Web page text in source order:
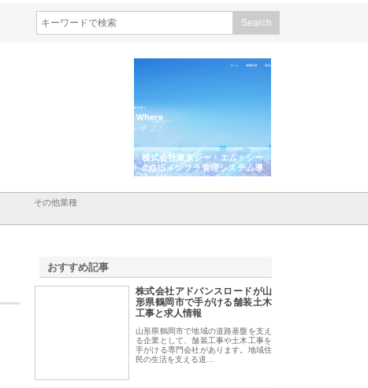
株式会社東京シー・エム・シー
のGISインフラ管理システム導
入メリット
その他業種
おすすめ記事
株式会社アドバンスロードが山
形県鶴岡市で手がける舗装土木
工事と求人情報
山形県鶴岡市で地域の道路基盤を支え
る企業として、舗装工事や土木工事を
手がける専門会社があります。地域住
民の生活を支える道…